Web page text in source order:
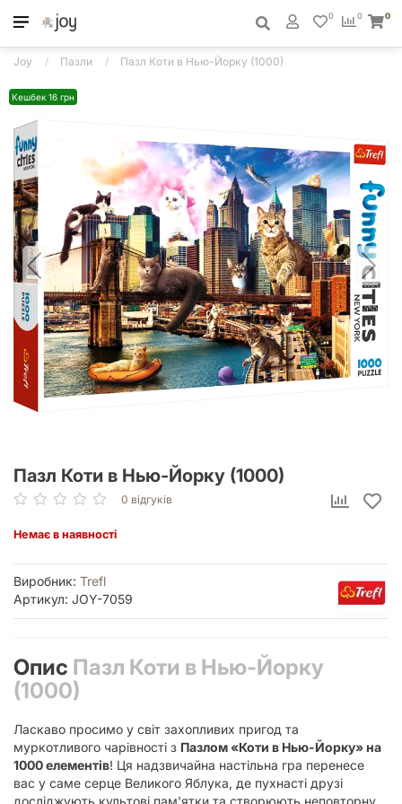
0
0 0
Joy Пазли Пазл Коти в Нью-Йорку (1000)
Кешбек 16 грн
Пазл Коти в Нью-Йорку (1000)
0 відгуків
Немає в наявності
Виробник: Trefl
Артикул: JOY-7059
Опис Пазл Коти в Нью-Йорку
(1000)
Ласкаво просимо у світ захопливих пригод та
муркотливого чарівності з Пазлом «Коти в Нью-Йорку» на
1000 елементів! Ця надзвичайна настільна гра перенесе
вас у саме серце Великого Яблука, де пухнасті друзі